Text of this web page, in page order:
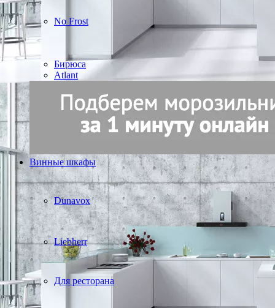
No Frost
Бирюса
Atlant
Винные шкафы
Dunavox
Liebherr
Для ресторана